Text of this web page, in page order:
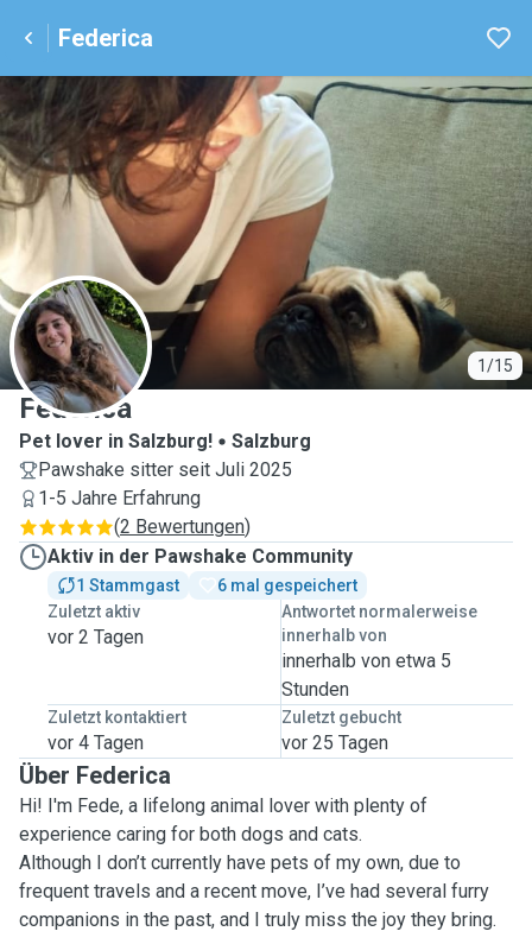
Federica
1/15
F
Federica
Pet lover in Salzburg!
Salzburg
Pawshake sitter seit Juli 2025
1-5 Jahre Erfahrung
(2 Bewertungen)
Aktiv in der Pawshake Community
1 Stammgast
6 mal gespeichert
Zuletzt aktiv
vor 2 Tagen
Antwortet normalerweise
innerhalb von
innerhalb von etwa 5
Stunden
Zuletzt kontaktiert
vor 4 Tagen
Zuletzt gebucht
vor 25 Tagen
Über Federica
Hi! I'm Fede, a lifelong animal lover with plenty of
experience caring for both dogs and cats.
Although I don’t currently have pets of my own, due to
frequent travels and a recent move, I’ve had several furry
companions in the past, and I truly miss the joy they bring.